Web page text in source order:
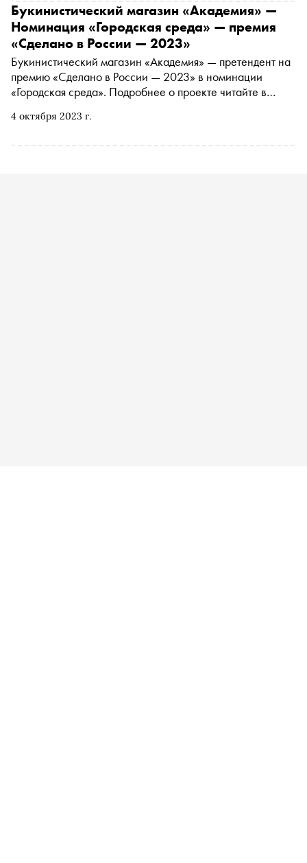
4 октября 2023 г.
Букинистический магазин «Академия» —
Номинация «Городская среда» — премия
«Сделано в России — 2023»
Букинистический магазин «Академия» — претендент на
премию «Сделано в России — 2023» в номинации
«Городская среда». Подробнее о проекте читайте в
— «МТС Банк Premium&Private». Технологический